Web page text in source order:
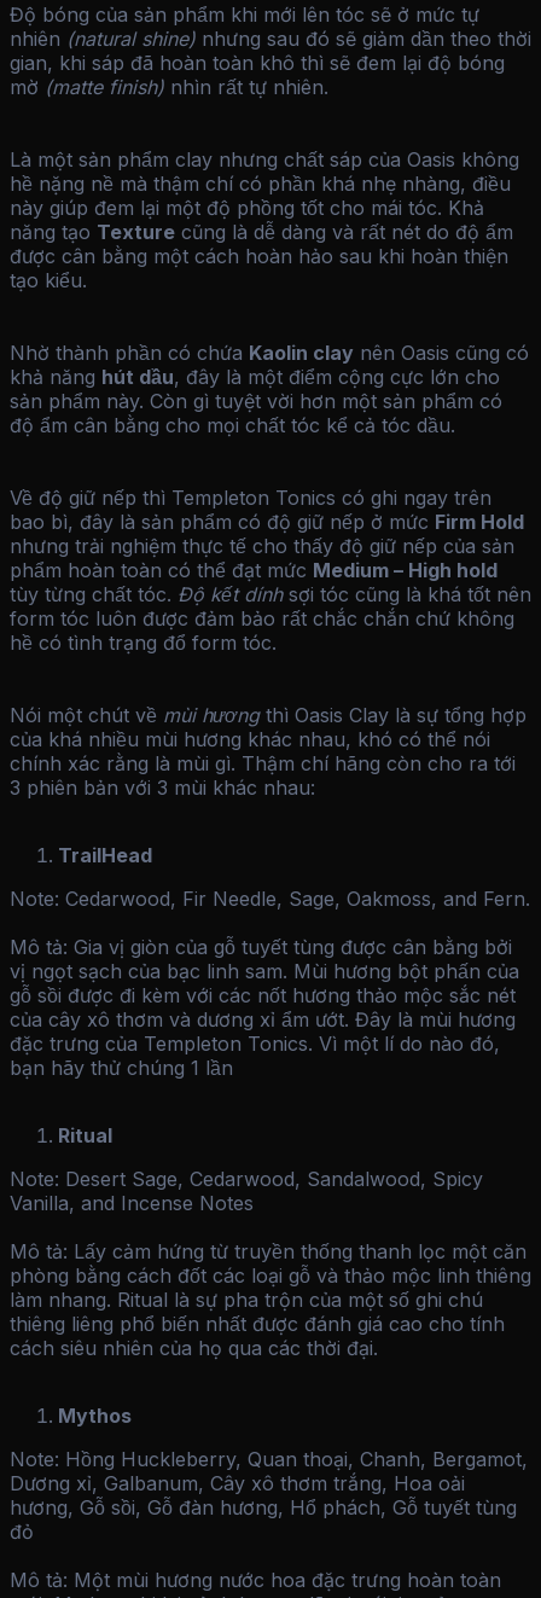
Độ bóng của sản phẩm khi mới lên tóc sẽ ở mức tự
nhiên (natural shine) nhưng sau đó sẽ giảm dần theo thời
gian, khi sáp đã hoàn toàn khô thì sẽ đem lại độ bóng
mờ (matte finish) nhìn rất tự nhiên.
Là một sản phẩm clay nhưng chất sáp của Oasis không
hề nặng nề mà thậm chí có phần khá nhẹ nhàng, điều
này giúp đem lại một độ phồng tốt cho mái tóc. Khả
năng tạo Texture cũng là dễ dàng và rất nét do độ ẩm
được cân bằng một cách hoàn hảo sau khi hoàn thiện
tạo kiểu.
Nhờ thành phần có chứa Kaolin clay nên Oasis cũng có
khả năng hút dầu, đây là một điểm cộng cực lớn cho
sản phẩm này. Còn gì tuyệt vời hơn một sản phẩm có
độ ẩm cân bằng cho mọi chất tóc kể cả tóc dầu.
Về độ giữ nếp thì Templeton Tonics có ghi ngay trên
bao bì, đây là sản phẩm có độ giữ nếp ở mức Firm Hold
nhưng trải nghiệm thực tế cho thấy độ giữ nếp của sản
phẩm hoàn toàn có thể đạt mức Medium – High hold
tùy từng chất tóc. Độ kết dínhsợi tóc cũng là khá tốt nên
form tóc luôn được đảm bảo rất chắc chắn chứ không
hề có tình trạng đổ form tóc.
Nói một chút về mùi hươngthì Oasis Clay là sự tổng hợp
của khá nhiều mùi hương khác nhau, khó có thể nói
chính xác rằng là mùi gì. Thậm chí hãng còn cho ra tới
3 phiên bản với 3 mùi khác nhau:
TrailHead
Note: Cedarwood, Fir Needle, Sage, Oakmoss, and Fern.
Mô tả: Gia vị giòn của gỗ tuyết tùng được cân bằng bởi
vị ngọt sạch của bạc linh sam. Mùi hương bột phấn của
gỗ sồi được đi kèm với các nốt hương thảo mộc sắc nét
của cây xô thơm và dương xỉ ẩm ướt. Đây là mùi hương
đặc trưng của Templeton Tonics. Vì một lí do nào đó,
bạn hãy thử chúng 1 lần
Ritual
Note: Desert Sage, Cedarwood, Sandalwood, Spicy
Vanilla, and Incense Notes
Mô tả: Lấy cảm hứng từ truyền thống thanh lọc một căn
phòng bằng cách đốt các loại gỗ và thảo mộc linh thiêng
làm nhang. Ritual là sự pha trộn của một số ghi chú
thiêng liêng phổ biến nhất được đánh giá cao cho tính
cách siêu nhiên của họ qua các thời đại.
Mythos
Note: Hồng Huckleberry, Quan thoại, Chanh, Bergamot,
Dương xỉ, Galbanum, Cây xô thơm trắng, Hoa oải
hương, Gỗ sồi, Gỗ đàn hương, Hổ phách, Gỗ tuyết tùng
đỏ
Mô tả: Một mùi hương nước hoa đặc trưng hoàn toàn